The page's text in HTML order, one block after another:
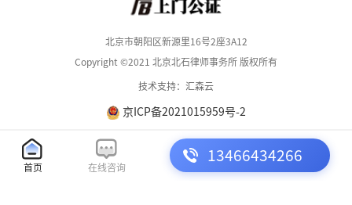
费。我们在办理继承公证的时候，需
首页 在线咨询
13466434266
北京市朝阳区新源里16号2座3A12
Copyright ©2021 北京北石律师事务所 版权所有
技术支持：汇森云
京ICP备2021015959号-2